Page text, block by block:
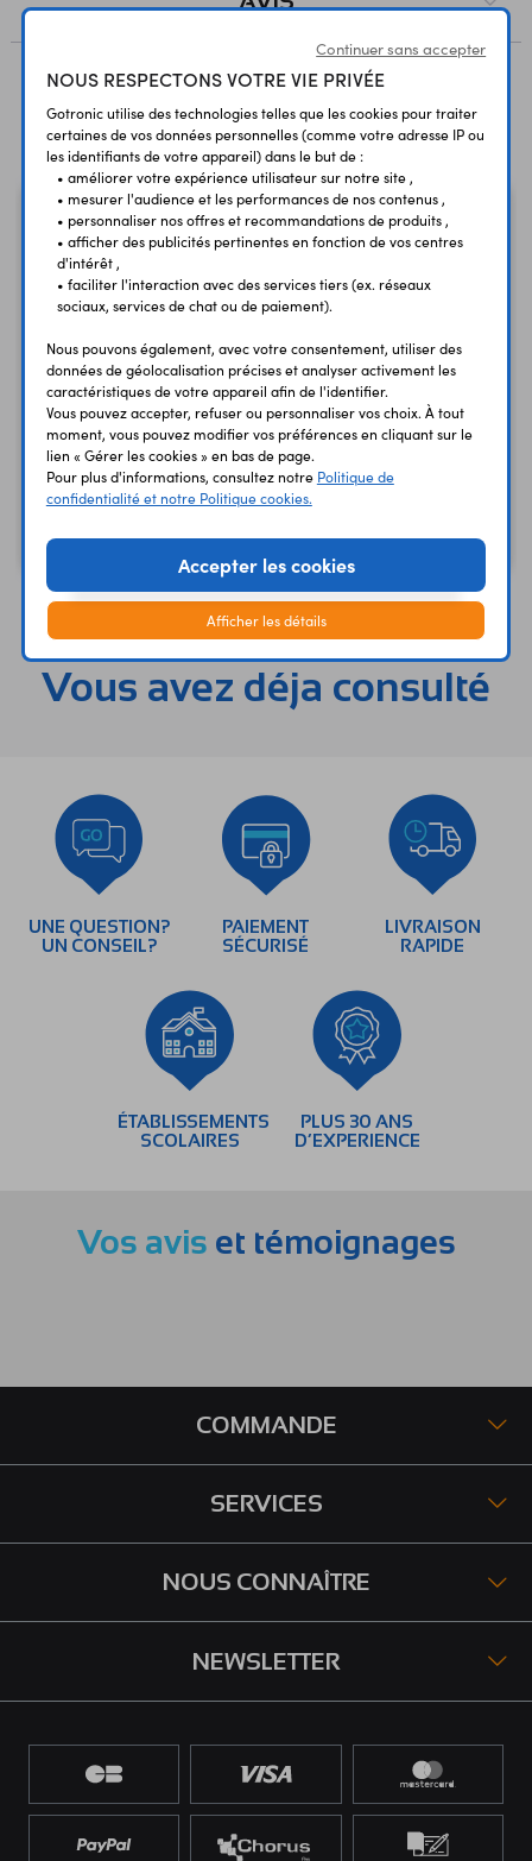
Produits liés à cet article
Plaque de montage
rapide
830 contacts
7,42 € Code : 12301
Connecteur HE14 MH100
noir - sécable - droit 1 x
36 pts
0,50 € Code : 08000
Vous avez déja consulté
UNE QUESTION?
UN CONSEIL?
PAIEMENT
SÉCURISÉ
LIVRAISON
RAPIDE
ÉTABLISSEMENTS
SCOLAIRES
PLUS 30 ANS
D’EXPERIENCE
Vos avis et témoignages
COMMANDE
SERVICES
NOUS CONNAÎTRE
NEWSLETTER
Continuer sans accepter
NOUS RESPECTONS VOTRE VIE PRIVÉE
Gotronic utilise des technologies telles que les cookies pour traiter
certaines de vos données personnelles (comme votre adresse IP ou
les identifiants de votre appareil) dans le but de :
• améliorer votre expérience utilisateur sur notre site ,
• mesurer l'audience et les performances de nos contenus ,
• personnaliser nos offres et recommandations de produits ,
• afficher des publicités pertinentes en fonction de vos centres
d'intérêt ,
• faciliter l'interaction avec des services tiers (ex. réseaux
sociaux, services de chat ou de paiement).
Nous pouvons également, avec votre consentement, utiliser des
données de géolocalisation précises et analyser activement les
caractéristiques de votre appareil afin de l'identifier.
Vous pouvez accepter, refuser ou personnaliser vos choix. À tout
moment, vous pouvez modifier vos préférences en cliquant sur le
lien « Gérer les cookies » en bas de page.
Pour plus d'informations, consultez notre Politique de
confidentialité et notre Politique cookies.
Accepter les cookies
Afficher les détails